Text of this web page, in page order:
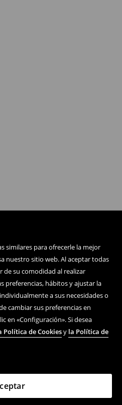
similares para ofrecerle la mejor
nuestro sitio web. Al aceptar todas
de su comodidad al realizar
preferencias, hábitos y ajustar la
a sus necesidades o
cambiar sus preferencias en
en «Configuración». Si desea
Política de Cookiesy la Política de